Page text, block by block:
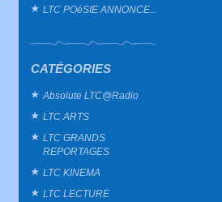
LTC POéSIE ANNONCE...
CATÉGORIES
Absolute LTC@Radio
LTC ARTS
LTC GRANDS
REPORTAGES
LTC KINEMA
LTC LECTURE